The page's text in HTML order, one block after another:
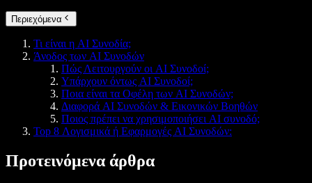
Περιεχόμενα
Τι είναι η AI Συνοδία;
Άνοδος των AI Συνοδών
Πώς Λειτουργούν οι AI Συνοδοί;
Υπάρχουν όντως AI Συνοδοί;
Ποια είναι τα Οφέλη των AI Συνοδών;
Διαφορά AI Συνοδών & Εικονικών Βοηθών
Ποιος πρέπει να χρησιμοποιήσει AI συνοδό;
Top 8 Λογισμικά ή Εφαρμογές AI Συνοδών:
Προτεινόμενα άρθρα